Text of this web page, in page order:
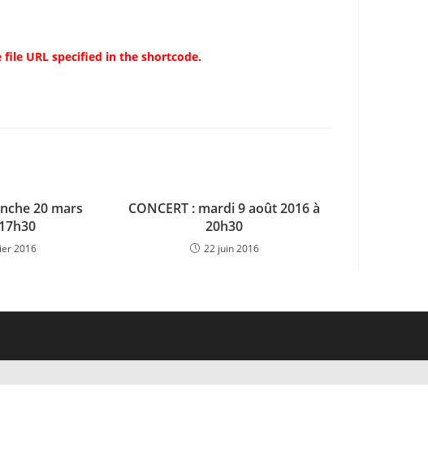
URL specified in the shortcode.
20 mars
2016
CONCERT : mardi 9 août 2016 à
20h30
22 juin 2016